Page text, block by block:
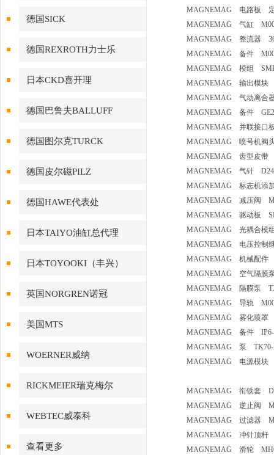
德国SICK
德国REXROTH力士乐
日本CKD喜开理
德国巴鲁夫BALLUFF
德国图尔克TURCK
德国皮尔磁PILZ
德国HAWE代表处
日本TAIYO油缸总代理
日本TOYOOKI（丰兴）
英国NORGREN诺冠
美国MTS
WOERNER威纳
RICKMEIER瑞克梅尔
WEBTEC威泰科
查看更多
MAGNEMAG 电路板 定
MAGNEMAG 气缸
MAGNEMAG 整流器
MAGNEMAG 备件
MAGNEMAG 模组
MAGNEMAG 输出模
MAGNEMAG 气动离合
MAGNEMAG 备件
MAGNEMAG 并联接口
MAGNEMAG 喷号机
MAGNEMAG 齿型皮
MAGNEMAG 气针
MAGNEMAG 标志机添
MAGNEMAG 减压阀
MAGNEMAG 驱动板
MAGNEMAG 光耦合模
MAGNEMAG 电压控制
MAGNEMAG 机械配
MAGNEMAG 空气隔
MAGNEMAG 隔膜泵
MAGNEMAG 导轨
MAGNEMAG 雾化喷
MAGNEMAG 备件
MAGNEMAG 泵
MAGNEMAG 电源模块
MAGNEMAG 衔铁套
MAGNEMAG 逆止阀
MAGNEMAG 过滤器
MAGNEMAG 冲针顶
MAGNEMAG 滑轮